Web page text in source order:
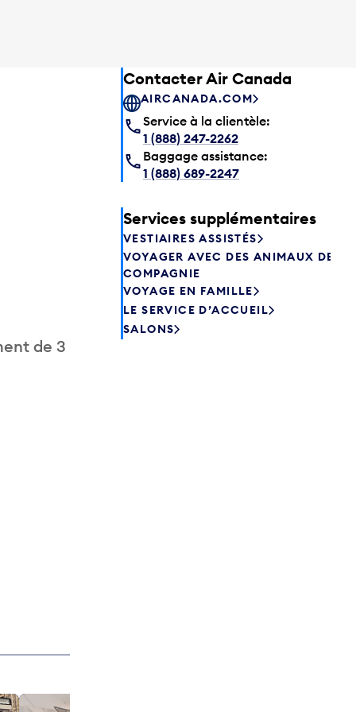
de 3
Contacter Air Canada
AIRCANADA.COM
Service à la clientèle:
1 (888) 247-2262
Baggage assistance:
1 (888) 689-2247
Services supplémentaires
VESTIAIRES ASSISTÉS
VOYAGER AVEC DES ANIMAUX DE
COMPAGNIE
VOYAGE EN FAMILLE
LE SERVICE D’ACCUEIL
SALONS